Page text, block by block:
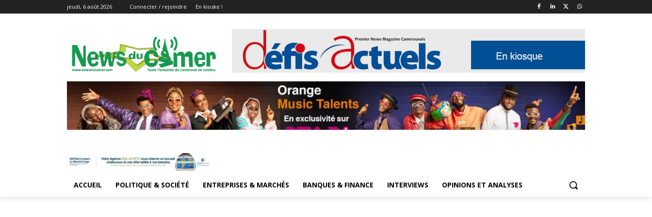
jeudi, 6 août 2026 Connecter / rejoindre En kioske !
ACCUEIL POLITIQUE & SOCIÉTÉ ENTREPRISES & MARCHÉS BANQUES & FINANCE INTERVIEWS OPINIONS ET ANALYSES